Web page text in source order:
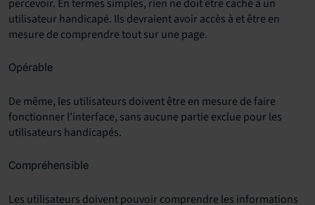
percevoir. En termes simples, rien ne doit être caché à un
utilisateur handicapé. Ils devraient avoir accès à et être en
mesure de comprendre tout sur une page.
Opérable
De même, les utilisateurs doivent être en mesure de faire
fonctionner l’interface, sans aucune partie exclue pour les
utilisateurs handicapés.
Compréhensible
Les utilisateurs doivent pouvoir comprendre les informations